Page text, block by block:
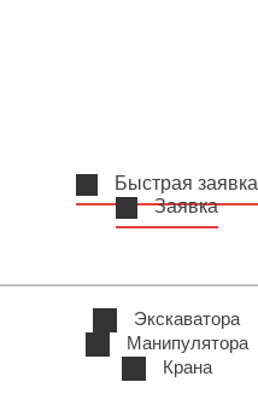
Быстрая заявка
Заявка
Экскаватора
Манипулятора
Крана